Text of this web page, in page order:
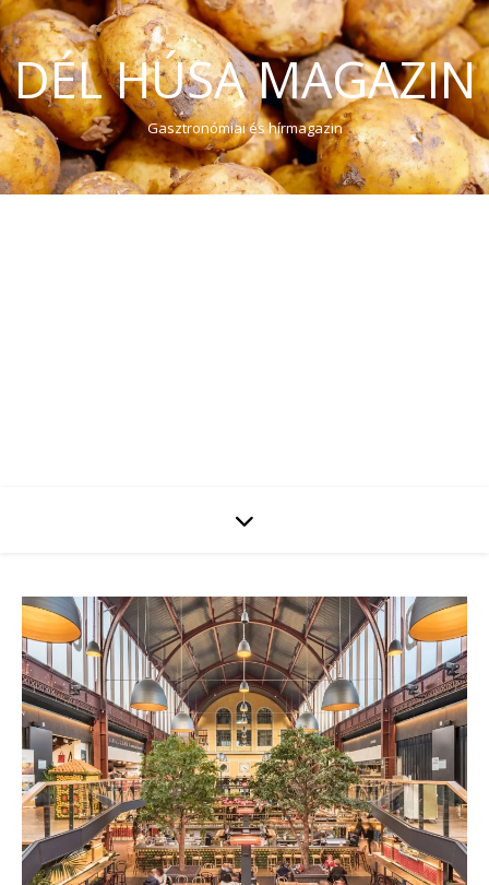
DÉL HÚSA MAGAZIN
Gasztronómiai és hírmagazin